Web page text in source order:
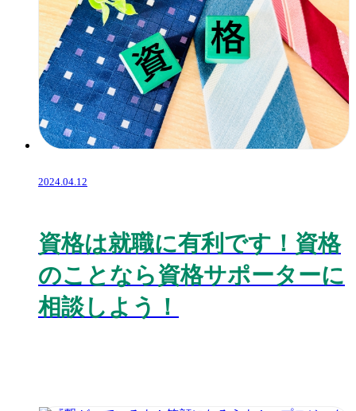
2024.04.12
資格は就職に有利です！資格
のことなら資格サポーターに
相談しよう！